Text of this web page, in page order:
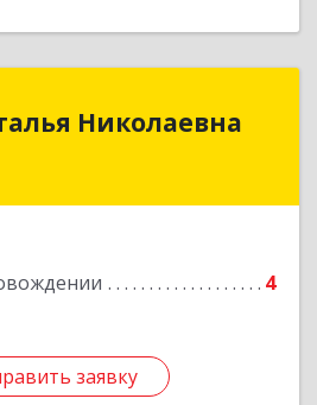
Николаевна
4
заявку
заявку